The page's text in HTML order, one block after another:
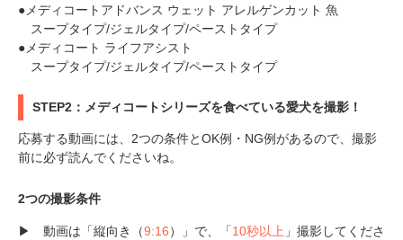
●メディコートアドバンス ウェット アレルゲンカット 魚
スープタイプ/ジェルタイプ/ペーストタイプ
●メディコート ライフアシスト
スープタイプ/ジェルタイプ/ペーストタイプ
STEP2：メディコートシリーズを食べている愛犬を撮影！
応募する動画には、2つの条件とOK例・NG例があるので、撮影
前に必ず読んでくださいね。
2つの撮影条件
▶ 動画は「縦向き（9:16）」で、「10秒以上 」撮影してくださ
いぬ部をフォロー
ねこ部をフォロー
PECOアプリをダウンロード済みの方
アプリで開く